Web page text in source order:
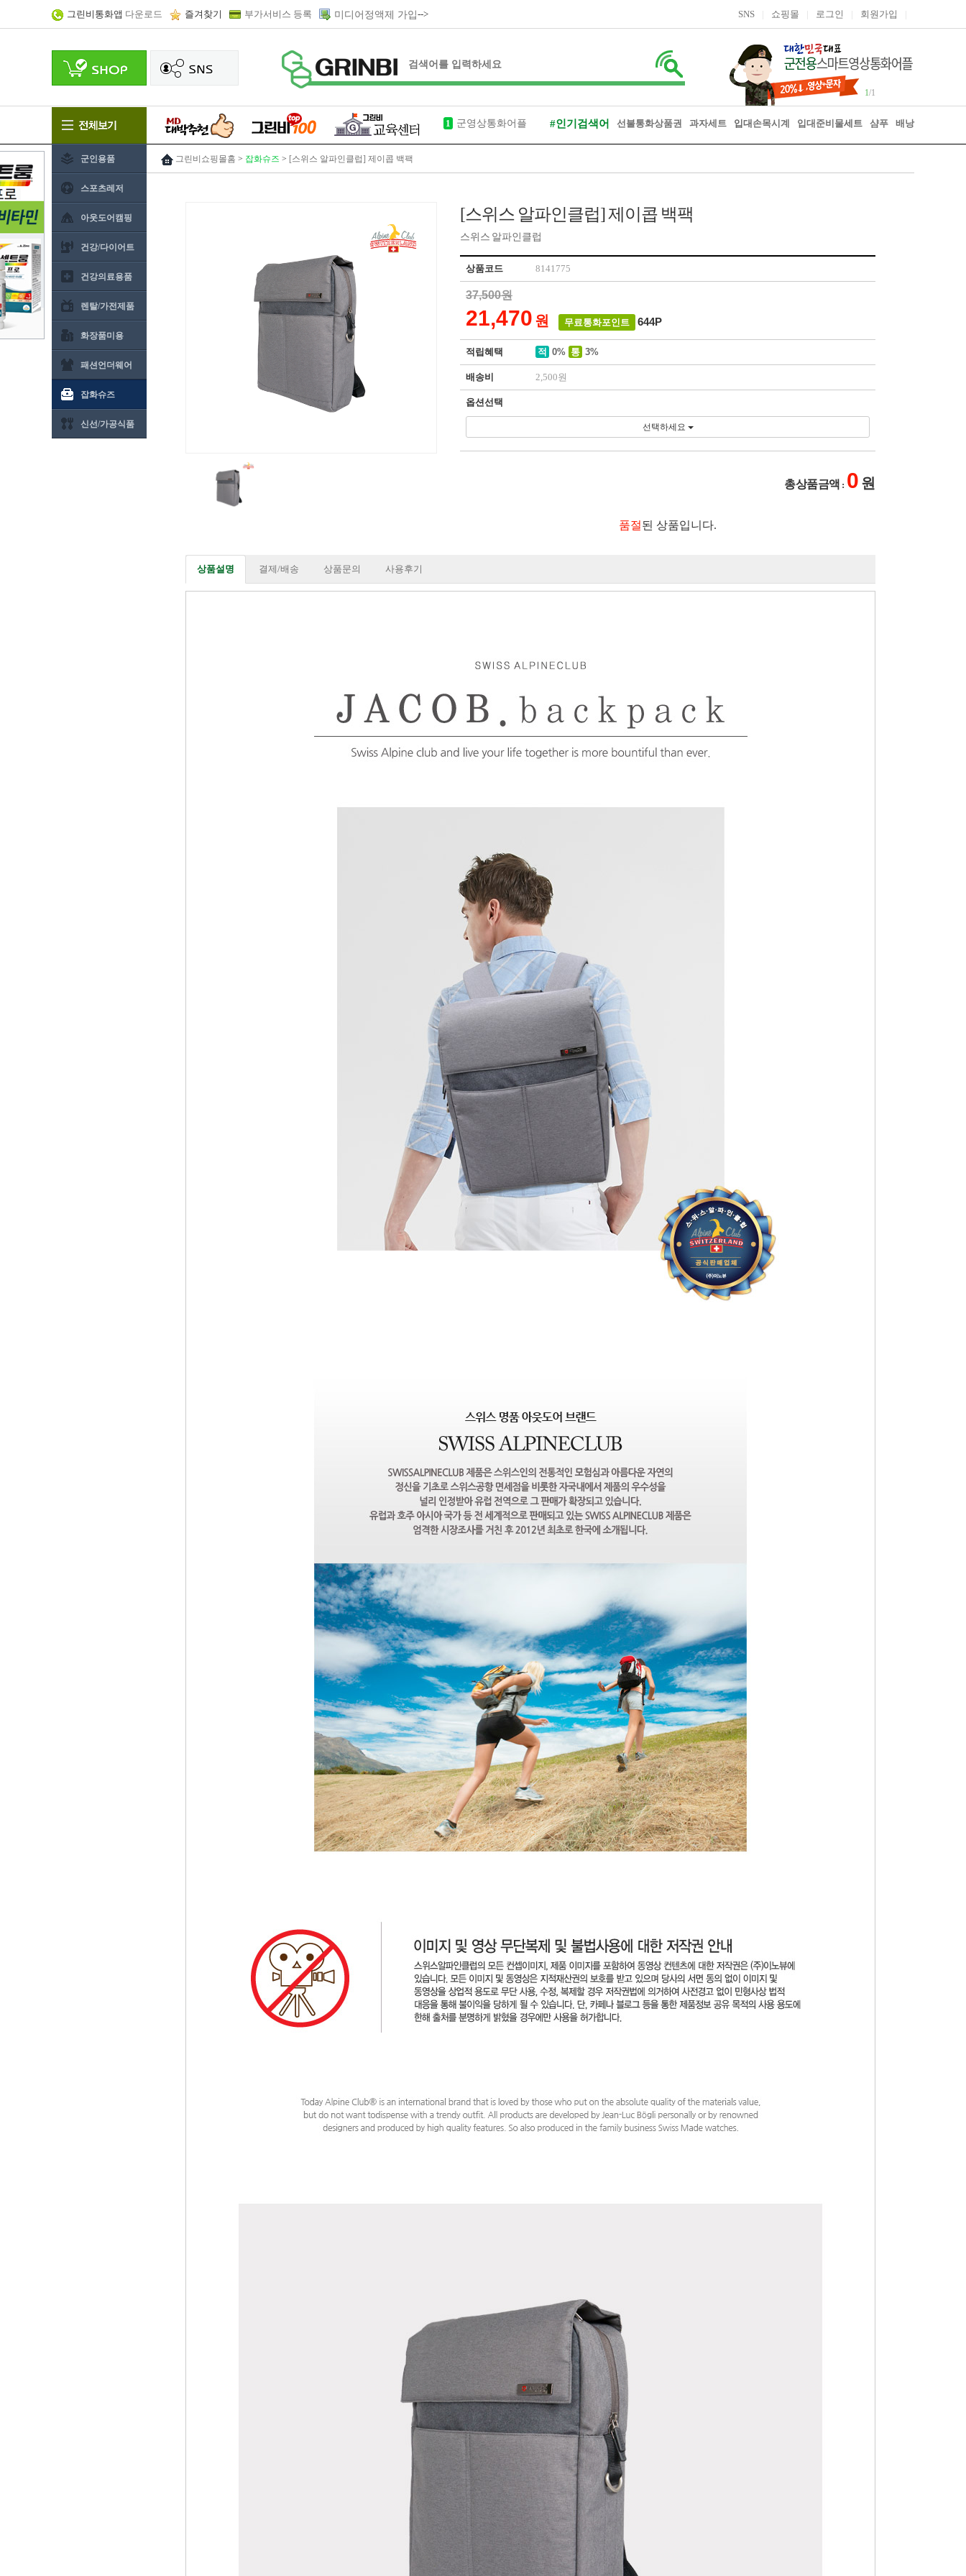
그린비통화앱 다운로드 즐겨찾기 부가서비스 등록 미디어정액제 가입 SNS 쇼핑몰 로그인 회원가입
-->
1/1
1 군영상통화어플
제대모자
#인기검색어 선불통화상품권 과자세트 입대 손목시계 입대준비물세트 샴푸 배낭
군인용품
스포츠레저
아웃도어캠핑
건강/다이어트
건강의료용품
렌탈/가전제품
화장품미용
패션언더웨어
잡화슈즈
신선/가공식품
그린비쇼핑몰홈 > 잡화슈즈 > [스위스 알파인클럽] 제이콥 백팩
[스위스 알파인클럽] 제이콥 백팩
스위스 알파인클럽
상품코드 8141775
37,500원
21,470 원 무료통화포인트 644P
적립혜택 적 0% 통 3%
배송비 2,500원
옵션선택
선택하세요
총 상품 금액 : 0 원
품절된 상품입니다.
상품설명 결제/배송 상품문의 사용후기